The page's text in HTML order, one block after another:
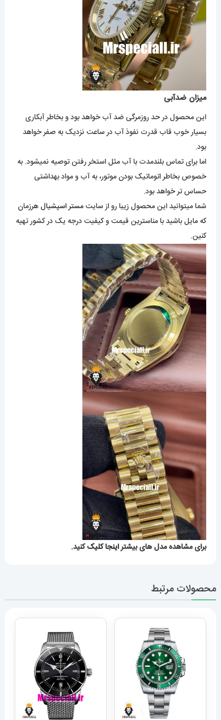
میزان ضدآبی
این محصول در حد روزمرگی ضد آب خواهد بود و بخاطر آبکاری
بسیار خوب قاب قدرت نفوذ آب در ساعت نزدیک به صفر خواهد
بود.
اما برای تماس بلندمدت با آب مثل استخر رفتن توصیه نمیشود. به
خصوص بخاطر اتوماتیک بودن موتور، به آب و مواد بهداشتی
حساس تر خواهد بود.
شما میتوانید این محصول زیبا رو از سایت مستر اسپشیال هرزمان
که مایل باشید با مناسترین قیمت و کیفیت درجه یک در کشور تهیه
کنین.
برای مشاهده مدل های بیشتراینجا کلیککنید.
محصولات مرتبط